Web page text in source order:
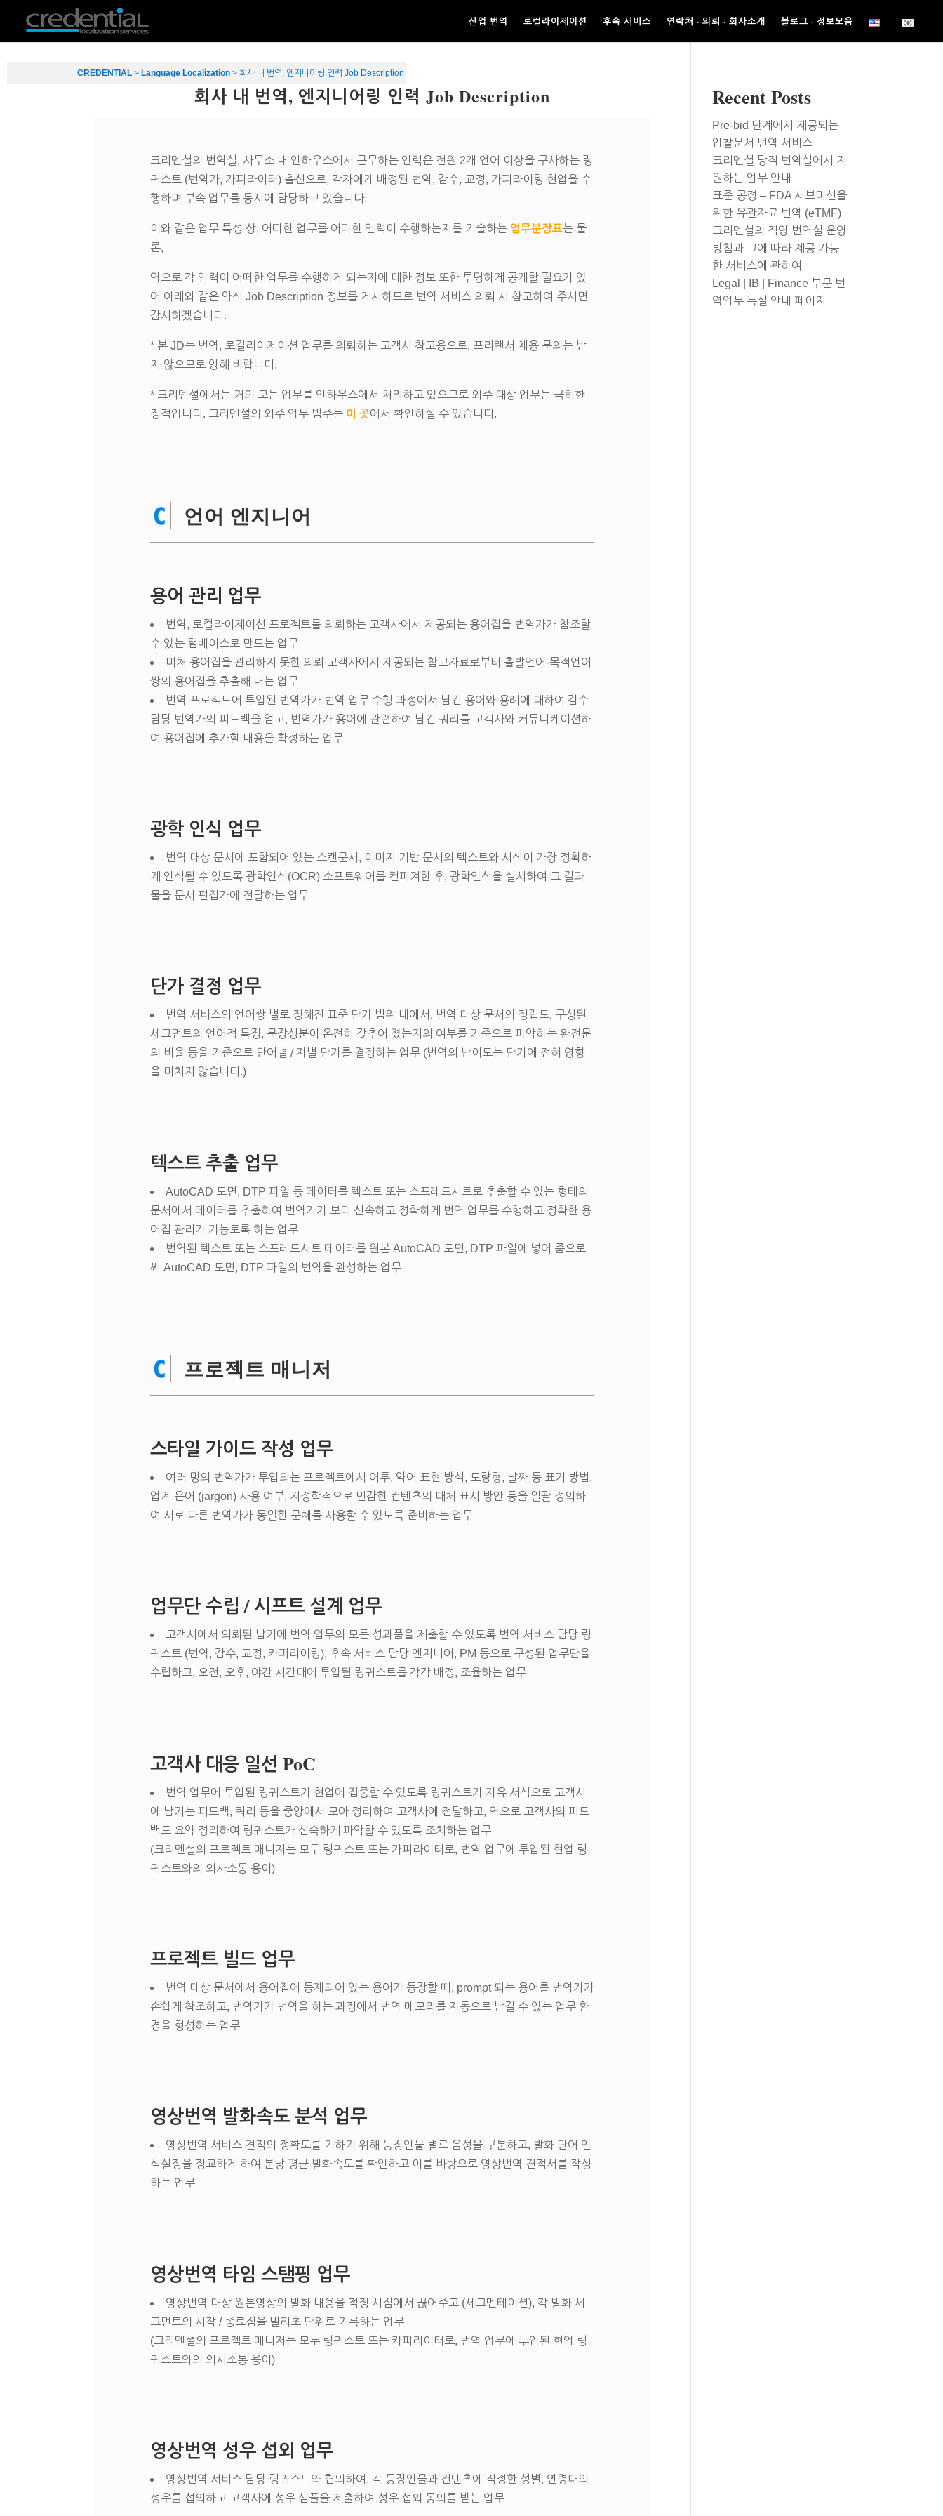
산업 번역 로컬라이제이션 후속 서비스 연락처 · 의뢰 · 회사소개 블로그 · 정보모음
CREDENTIAL > Language Localization > 회사 내 번역, 엔지니어링 인력 Job Description
회사 내 번역, 엔지니어링 인력 Job Description
크리덴셜의 번역실, 사무소 내 인하우스에서 근무하는 인력은 전원 2개 언어 이상을 구사하는 링
귀스트 (번역가, 카피라이터) 출신으로, 각자에게 배정된 번역, 감수, 교정, 카피라이팅 현업을 수
행하며 부속 업무를 동시에 담당하고 있습니다.
이와 같은 업무 특성 상, 어떠한 업무를 어떠한 인력이 수행하는지를 기술하는 업무분장표는 물
론,
역으로 각 인력이 어떠한 업무를 수행하게 되는지에 대한 정보 또한 투명하게 공개할 필요가 있
어 아래와 같은 약식 Job Description 정보를 게시하므로 번역 서비스 의뢰 시 참고하여 주시면
감사하겠습니다.
* 본 JD는 번역, 로컬라이제이션 업무를 의뢰하는 고객사 참고용으로, 프리랜서 채용 문의는 받
지 않으므로 양해 바랍니다.
* 크리덴셜에서는 거의 모든 업무를 인하우스에서 처리하고 있으므로 외주 대상 업무는 극히한
정적입니다. 크리덴셜의 외주 업무 범주는 이 곳에서 확인하실 수 있습니다.
언어 엔지니어
용어 관리 업무
번역, 로컬라이제이션 프로젝트를 의뢰하는 고객사에서 제공되는 용어집을 번역가가 참조할
수 있는 텀베이스로 만드는 업무
미처 용어집을 관리하지 못한 의뢰 고객사에서 제공되는 참고자료로부터 출발언어-목적언어
쌍의 용어집을 추출해 내는 업무
번역 프로젝트에 투입된 번역가가 번역 업무 수행 과정에서 남긴 용어와 용례에 대하여 감수
담당 번역가의 피드백을 얻고, 번역가가 용어에 관련하여 남긴 쿼리를 고객사와 커뮤니케이션하
여 용어집에 추가할 내용을 확정하는 업무
광학 인식 업무
번역 대상 문서에 포함되어 있는 스캔문서, 이미지 기반 문서의 텍스트와 서식이 가장 정확하
게 인식될 수 있도록 광학인식(OCR) 소프트웨어를 컨피겨한 후, 광학인식을 실시하여 그 결과
물을 문서 편집가에 전달하는 업무
단가 결정 업무
번역 서비스의 언어쌍 별로 정해진 표준 단가 범위 내에서, 번역 대상 문서의 정립도, 구성된
세그먼트의 언어적 특징, 문장성분이 온전히 갖추어 졌는지의 여부를 기준으로 파악하는 완전문
의 비율 등을 기준으로 단어별 / 자별 단가를 결정하는 업무 (번역의 난이도는 단가에 전혀 영향
을 미치지 않습니다.)
텍스트 추출 업무
AutoCAD 도면, DTP 파일 등 데이터를 텍스트 또는 스프레드시트로 추출할 수 있는 형태의
문서에서 데이터를 추출하여 번역가가 보다 신속하고 정확하게 번역 업무를 수행하고 정확한 용
어집 관리가 가능토록 하는 업무
번역된 텍스트 또는 스프레드시트 데이터를 원본 AutoCAD 도면, DTP 파일에 넣어 줌으로
써 AutoCAD 도면, DTP 파일의 번역을 완성하는 업무
프로젝트 매니저
스타일 가이드 작성 업무
여러 명의 번역가가 투입되는 프로젝트에서 어투, 약어 표현 방식, 도량형, 날짜 등 표기 방법,
업계 은어 (jargon) 사용 여부, 지정학적으로 민감한 컨텐츠의 대체 표시 방안 등을 일괄 정의하
여 서로 다른 번역가가 동일한 문체를 사용할 수 있도록 준비하는 업무
업무단 수립 / 시프트 설계 업무
고객사에서 의뢰된 납기에 번역 업무의 모든 성과품을 제출할 수 있도록 번역 서비스 담당 링
귀스트 (번역, 감수, 교정, 카피라이팅), 후속 서비스 담당 엔지니어, PM 등으로 구성된 업무단을
수립하고, 오전, 오후, 야간 시간대에 투입될 링귀스트를 각각 배정, 조율하는 업무
고객사 대응 일선 PoC
번역 업무에 투입된 링귀스트가 현업에 집중할 수 있도록 링귀스트가 자유 서식으로 고객사
에 남기는 피드백, 쿼리 등을 중앙에서 모아 정리하여 고객사에 전달하고, 역으로 고객사의 피드
백도 요약 정리하여 링귀스트가 신속하게 파악할 수 있도록 조치하는 업무
(크리덴셜의 프로젝트 매니저는 모두 링귀스트 또는 카피라이터로, 번역 업무에 투입된 현업 링
귀스트와의 의사소통 용이)
프로젝트 빌드 업무
번역 대상 문서에서 용어집에 등재되어 있는 용어가 등장할 때, prompt 되는 용어를 번역가가
손쉽게 참조하고, 번역가가 번역을 하는 과정에서 번역 메모리를 자동으로 남길 수 있는 업무 환
경을 형성하는 업무
영상번역 발화속도 분석 업무
영상번역 서비스 견적의 정확도를 기하기 위해 등장인물 별로 음성을 구분하고, 발화 단어 인
식설정을 정교하게 하여 분당 평균 발화속도를 확인하고 이를 바탕으로 영상번역 견적서를 작성
하는 업무
영상번역 타임 스탬핑 업무
영상번역 대상 원본영상의 발화 내용을 적정 시점에서 끊어주고 (세그멘테이션), 각 발화 세
그먼트의 시작 / 종료점을 밀리초 단위로 기록하는 업무
(크리덴셜의 프로젝트 매니저는 모두 링귀스트 또는 카피라이터로, 번역 업무에 투입된 현업 링
귀스트와의 의사소통 용이)
영상번역 성우 섭외 업무
영상번역 서비스 담당 링귀스트와 협의하여, 각 등장인물과 컨텐츠에 적정한 성별, 연령대의
성우를 섭외하고 고객사에 성우 샘플을 제출하여 성우 섭외 동의를 받는 업무
Recent Posts
Pre-bid 단계에서 제공되는
입찰문서 번역 서비스
크리덴셜 당직 번역실에서 지
원하는 업무 안내
표준 공정 – FDA 서브미션을
위한 유관자료 번역 (eTMF)
크리덴셜의 직영 번역실 운영
방침과 그에 따라 제공 가능
한 서비스에 관하여
Legal | IB | Finance 부문 번
역업무 특설 안내 페이지